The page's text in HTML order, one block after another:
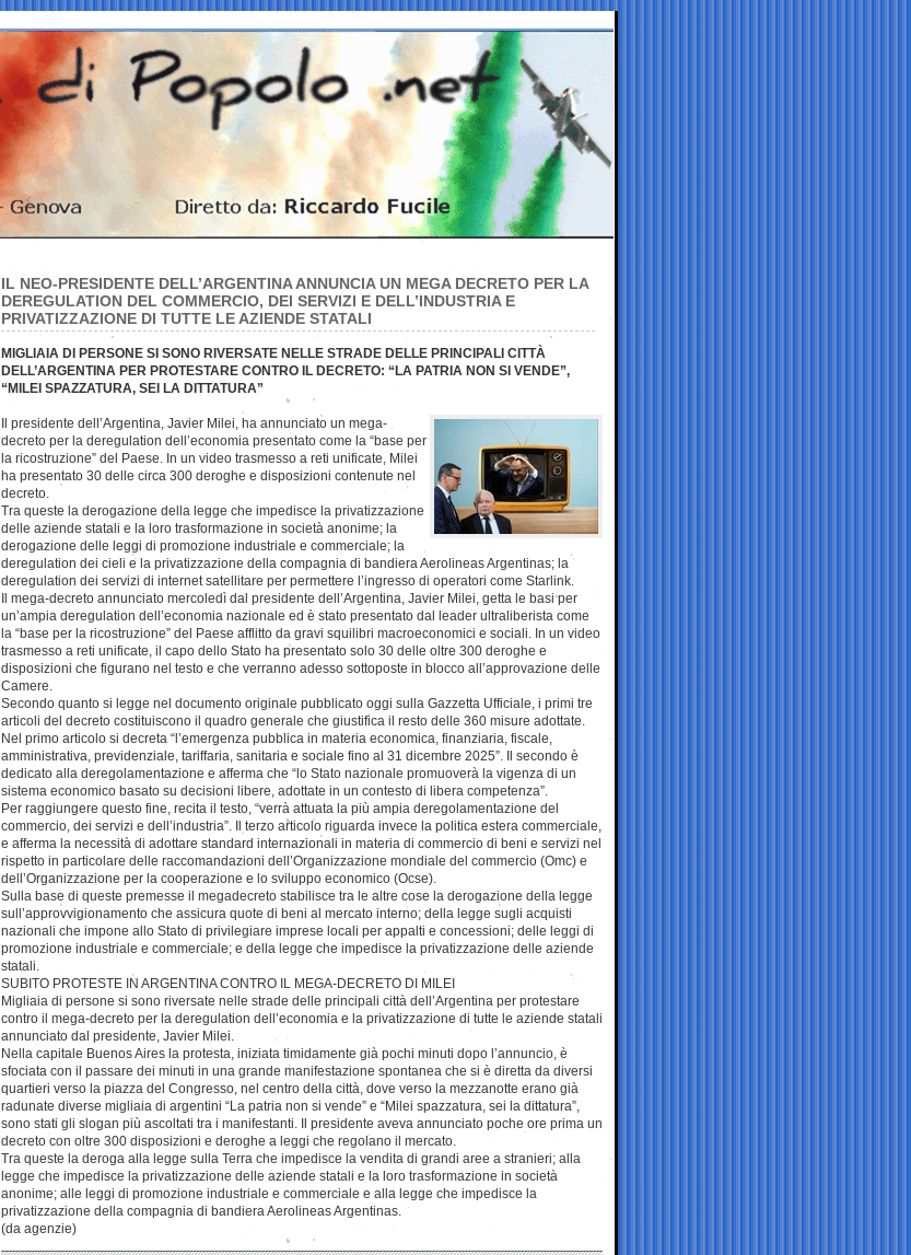
IL NEO-PRESIDENTE DELL’ARGENTINA ANNUNCIA UN MEGA DECRETO PER LA
DEREGULATION DEL COMMERCIO, DEI SERVIZI E DELL’INDUSTRIA E
PRIVATIZZAZIONE DI TUTTE LE AZIENDE STATALI
MIGLIAIA DI PERSONE SI SONO RIVERSATE NELLE STRADE DELLE PRINCIPALI CITTÀ
DELL’ARGENTINA PER PROTESTARE CONTRO IL DECRETO: “LA PATRIA NON SI VENDE”,
“MILEI SPAZZATURA, SEI LA DITTATURA”
Il presidente dell’Argentina, Javier Milei, ha annunciato un mega-
decreto per la deregulation dell’economia presentato come la “base per
la ricostruzione” del Paese. In un video trasmesso a reti unificate, Milei
ha presentato 30 delle circa 300 deroghe e disposizioni contenute nel
decreto.
Tra queste la derogazione della legge che impedisce la privatizzazione
delle aziende statali e la loro trasformazione in società anonime; la
derogazione delle leggi di promozione industriale e commerciale; la
deregulation dei cieli e la privatizzazione della compagnia di bandiera Aerolineas Argentinas; la
deregulation dei servizi di internet satellitare per permettere l’ingresso di operatori come Starlink.
Il mega-decreto annunciato mercoledì dal presidente dell’Argentina, Javier Milei, getta le basi per
un’ampia deregulation dell’economia nazionale ed è stato presentato dal leader ultraliberista come
la “base per la ricostruzione” del Paese afflitto da gravi squilibri macroeconomici e sociali. In un video
trasmesso a reti unificate, il capo dello Stato ha presentato solo 30 delle oltre 300 deroghe e
disposizioni che figurano nel testo e che verranno adesso sottoposte in blocco all’approvazione delle
Camere.
Secondo quanto si legge nel documento originale pubblicato oggi sulla Gazzetta Ufficiale, i primi tre
articoli del decreto costituiscono il quadro generale che giustifica il resto delle 360 misure adottate.
Nel primo articolo si decreta “l’emergenza pubblica in materia economica, finanziaria, fiscale,
amministrativa, previdenziale, tariffaria, sanitaria e sociale fino al 31 dicembre 2025”. Il secondo è
dedicato alla deregolamentazione e afferma che “lo Stato nazionale promuoverà la vigenza di un
sistema economico basato su decisioni libere, adottate in un contesto di libera competenza”.
Per raggiungere questo fine, recita il testo, “verrà attuata la più ampia deregolamentazione del
commercio, dei servizi e dell’industria”. Il terzo articolo riguarda invece la politica estera commerciale,
e afferma la necessità di adottare standard internazionali in materia di commercio di beni e servizi nel
rispetto in particolare delle raccomandazioni dell’Organizzazione mondiale del commercio (Omc) e
dell’Organizzazione per la cooperazione e lo sviluppo economico (Ocse).
Sulla base di queste premesse il megadecreto stabilisce tra le altre cose la derogazione della legge
sull’approvvigionamento che assicura quote di beni al mercato interno; della legge sugli acquisti
nazionali che impone allo Stato di privilegiare imprese locali per appalti e concessioni; delle leggi di
promozione industriale e commerciale; e della legge che impedisce la privatizzazione delle aziende
statali.
SUBITO PROTESTE IN ARGENTINA CONTRO IL MEGA-DECRETO DI MILEI
Migliaia di persone si sono riversate nelle strade delle principali città dell’Argentina per protestare
contro il mega-decreto per la deregulation dell’economia e la privatizzazione di tutte le aziende statali
annunciato dal presidente, Javier Milei.
Nella capitale Buenos Aires la protesta, iniziata timidamente già pochi minuti dopo l’annuncio, è
sfociata con il passare dei minuti in una grande manifestazione spontanea che si è diretta da diversi
quartieri verso la piazza del Congresso, nel centro della città, dove verso la mezzanotte erano già
radunate diverse migliaia di argentini “La patria non si vende” e “Milei spazzatura, sei la dittatura”,
sono stati gli slogan più ascoltati tra i manifestanti. Il presidente aveva annunciato poche ore prima un
decreto con oltre 300 disposizioni e deroghe a leggi che regolano il mercato.
Tra queste la deroga alla legge sulla Terra che impedisce la vendita di grandi aree a stranieri; alla
legge che impedisce la privatizzazione delle aziende statali e la loro trasformazione in società
anonime; alle leggi di promozione industriale e commerciale e alla legge che impedisce la
privatizzazione della compagnia di bandiera Aerolineas Argentinas.
(da agenzie)